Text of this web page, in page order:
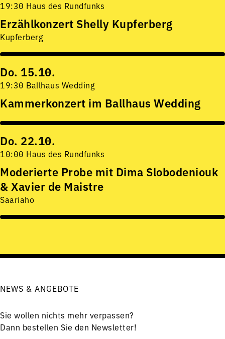
19:30 Haus des Rundfunks
Erzählkonzert Shelly Kupferberg
Kupferberg
Do. 15.10.
19:30 Ballhaus Wedding
Kammerkonzert im Ballhaus Wedding
Do. 22.10.
10:00 Haus des Rundfunks
Moderierte Probe mit Dima Slobodeniouk
& Xavier de Maistre
Saariaho
NEWS & ANGEBOTE
Sie wollen nichts mehr verpassen?
Dann bestellen Sie den Newsletter!